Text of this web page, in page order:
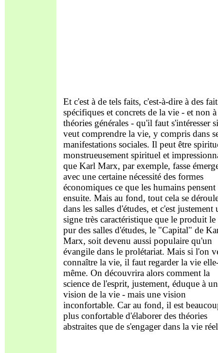
Et c'est à de tels faits, c'est-à-dire à des
spécifiques et concrets de la vie - et non à
théories générales - qu'il faut s'intéresser
veut comprendre la vie, y compris dans
manifestations sociales. Il peut être
monstrueusement spirituel et
que Karl Marx, par exemple, fasse
avec une certaine nécessité des formes
économiques ce que les humains pensent
ensuite. Mais au fond, tout cela se
dans les salles d'études, et c'est justement
signe très caractéristique que le produit
pur des salles d'études, le "Capital" de
Marx, soit devenu aussi populaire qu'un
évangile dans le prolétariat. Mais si l'on
connaître la vie, il faut regarder la vie
même. On découvrira alors comment la
science de l'esprit, justement, éduque à
vision de la vie - mais une vision
inconfortable. Car au fond, il est
plus confortable d'élaborer des théories
abstraites que de s'engager dans la vie